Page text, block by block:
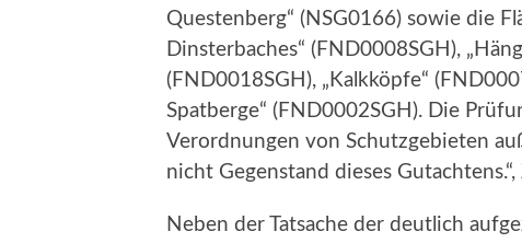
Questenberg“ (NSG0166) sowie die
Dinsterbaches“ (FND0008SGH),
(FND0018SGH), „Kalkköpfe“
Spatberge“ (FND0002SGH). Die
Verordnungen von Schutzgebieten
nicht Gegenstand dieses
Neben der Tatsache der deutlich